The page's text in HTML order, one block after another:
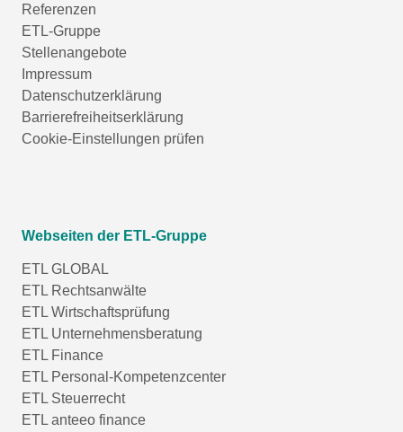
Referenzen
ETL-Gruppe
Stellenangebote
Impressum
Datenschutzerklärung
Barrierefreiheitserklärung
Cookie-Einstellungen prüfen
Webseiten der ETL-Gruppe
ETL GLOBAL
ETL Rechtsanwälte
ETL Wirtschaftsprüfung
ETL Unternehmensberatung
ETL Finance
ETL Personal-Kompetenzcenter
ETL Steuerrecht
ETL anteeo finance